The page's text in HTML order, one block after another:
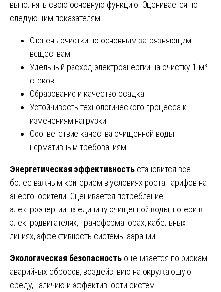
выполнять свою основную функцию. Оценивается по
следующим показателям:
Степень очистки по основным загрязняющим
веществам
Удельный расход электроэнергии на очистку 1 м³
стоков
Образование и качество осадка
Устойчивость технологического процесса к
изменениям нагрузки
Соответствие качества очищенной воды
нормативным требованиям
Энергетическая эффективность становится все
более важным критерием в условиях роста тарифов на
энергоносители. Оценивается потребление
электроэнергии на единицу очищенной воды, потери в
электродвигателях, трансформаторах, кабельных
линиях, эффективность системы аэрации.
Экологическая безопасность оценивается по рискам
аварийных сбросов, воздействию на окружающую
среду, наличию и эффективности систем